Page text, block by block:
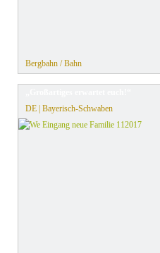
Bergbahn / Bahn
DE | Bayerisch-Schwaben